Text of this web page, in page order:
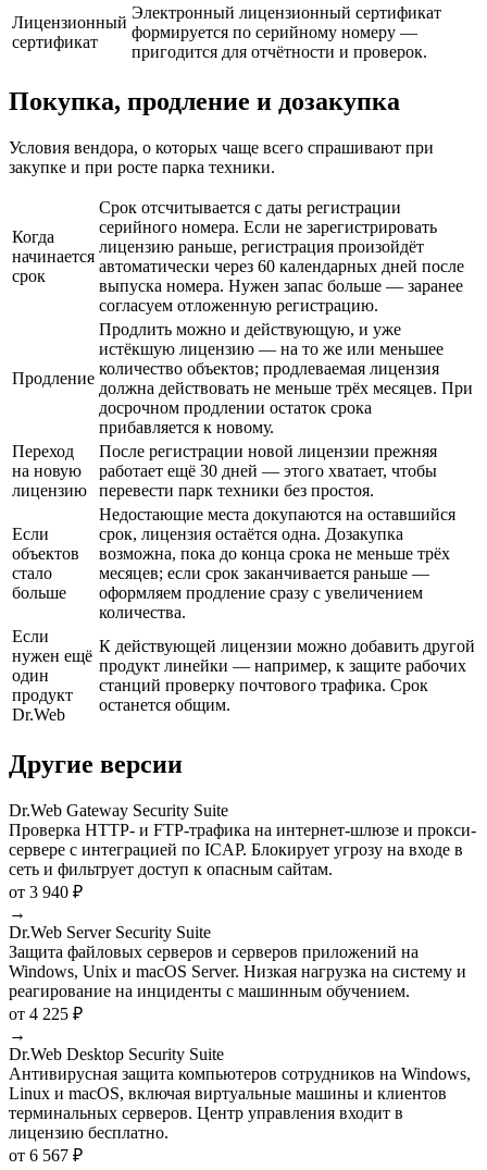
Лицензионный
сертификат
Электронный лицензионный сертификат
формируется по серийному номеру —
пригодится для отчётности и проверок.
Покупка, продление и дозакупка
Условия вендора, о которых чаще всего спрашивают при
закупке и при росте парка техники.
Когда
начинается
срок
Срок отсчитывается с даты регистрации
серийного номера. Если не зарегистрировать
лицензию раньше, регистрация произойдёт
автоматически через 60 календарных дней после
выпуска номера. Нужен запас больше — заранее
согласуем отложенную регистрацию.
Продление
Продлить можно и действующую, и уже
истёкшую лицензию — на то же или меньшее
количество объектов; продлеваемая лицензия
должна действовать не меньше трёх месяцев. При
досрочном продлении остаток срока
прибавляется к новому.
Переход
на новую
лицензию
После регистрации новой лицензии прежняя
работает ещё 30 дней — этого хватает, чтобы
перевести парк техники без простоя.
Если
объектов
стало
больше
Недостающие места докупаются на оставшийся
срок, лицензия остаётся одна. Дозакупка
возможна, пока до конца срока не меньше трёх
месяцев; если срок заканчивается раньше —
оформляем продление сразу с увеличением
количества.
Если
нужен ещё
один
продукт
Dr.Web
К действующей лицензии можно добавить другой
продукт линейки — например, к защите рабочих
станций проверку почтового трафика. Срок
останется общим.
Другие версии
Dr.Web Gateway Security Suite
Проверка HTTP- и FTP-трафика на интернет-шлюзе и прокси-
сервере с интеграцией по ICAP. Блокирует угрозу на входе в
сеть и фильтрует доступ к опасным сайтам.
от 3 940 ₽
→
Dr.Web Server Security Suite
Защита файловых серверов и серверов приложений на
Windows, Unix и macOS Server. Низкая нагрузка на систему и
реагирование на инциденты с машинным обучением.
от 4 225 ₽
→
Dr.Web Desktop Security Suite
Антивирусная защита компьютеров сотрудников на Windows,
Linux и macOS, включая виртуальные машины и клиентов
терминальных серверов. Центр управления входит в
лицензию бесплатно.
от 6 567 ₽